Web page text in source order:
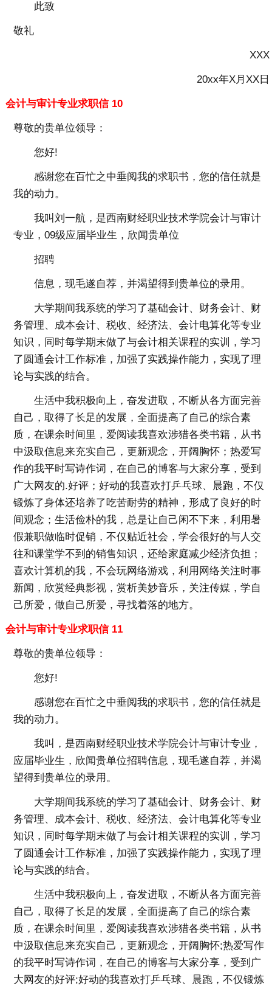
此致
敬礼
XXX
20xx年X月XX日
会计与审计专业求职信 10
尊敬的贵单位领导：
您好!
感谢您在百忙之中垂阅我的求职书，您的信任就是
我的动力。
我叫刘一航，是西南财经职业技术学院会计与审计
专业，09级应届毕业生，欣闻贵单位
招聘
信息，现毛遂自荐，并渴望得到贵单位的录用。
大学期间我系统的学习了基础会计、财务会计、财
务管理、成本会计、税收、经济法、会计电算化等专业
知识，同时每学期末做了与会计相关课程的实训，学习
了圆通会计工作标准，加强了实践操作能力，实现了理
论与实践的结合。
生活中我积极向上，奋发进取，不断从各方面完善
自己，取得了长足的发展，全面提高了自己的综合素
质，在课余时间里，爱阅读我喜欢涉猎各类书籍，从书
中汲取信息来充实自己，更新观念，开阔胸怀；热爱写
作的我平时写诗作词，在自己的博客与大家分享，受到
广大网友的.好评；好动的我喜欢打乒乓球、晨跑，不仅
锻炼了身体还培养了吃苦耐劳的精神，形成了良好的时
间观念；生活俭朴的我，总是让自己闲不下来，利用暑
假兼职做临时促销，不仅贴近社会，学会很好的与人交
往和课堂学不到的销售知识，还给家庭减少经济负担；
喜欢计算机的我，不会玩网络游戏，利用网络关注时事
新闻，欣赏经典影视，赏析美妙音乐，关注传媒，学自
己所爱，做自己所爱，寻找着落的地方。
会计与审计专业求职信 11
尊敬的贵单位领导：
您好!
感谢您在百忙之中垂阅我的求职书，您的信任就是
我的动力。
我叫，是西南财经职业技术学院会计与审计专业，
应届毕业生，欣闻贵单位招聘信息，现毛遂自荐，并渴
望得到贵单位的录用。
大学期间我系统的学习了基础会计、财务会计、财
务管理、成本会计、税收、经济法、会计电算化等专业
知识，同时每学期末做了与会计相关课程的实训，学习
了圆通会计工作标准，加强了实践操作能力，实现了理
论与实践的结合。
生活中我积极向上，奋发进取，不断从各方面完善
自己，取得了长足的发展，全面提高了自己的综合素
质，在课余时间里，爱阅读我喜欢涉猎各类书籍，从书
中汲取信息来充实自己，更新观念，开阔胸怀;热爱写作
的我平时写诗作词，在自己的博客与大家分享，受到广
大网友的好评;好动的我喜欢打乒乓球、晨跑，不仅锻炼